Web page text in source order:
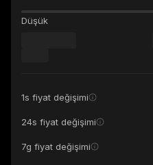
Düşük
1s fiyat değişimi
24s fiyat değişimi
7g fiyat değişimi